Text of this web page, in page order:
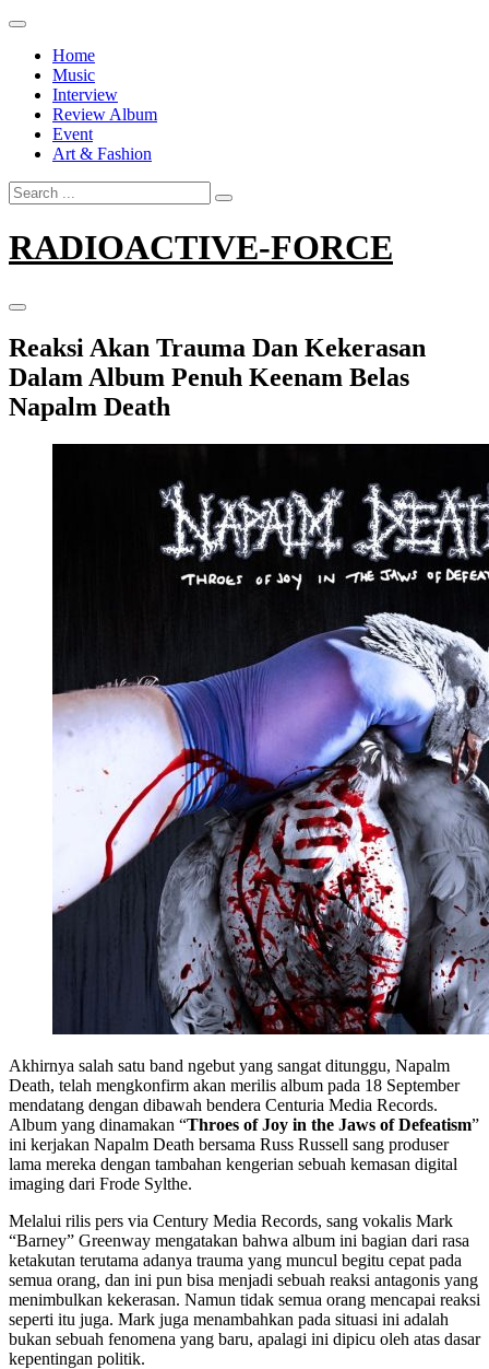
Skip
contentHome
Music
Interview
Review Album
Event
Art & Fashion
Search
for:
RADIOACTIVE-FORCE
Reaksi Akan Trauma Dan Kekerasan
Dalam Album Penuh Keenam Belas
Napalm Death
Akhirnya salah satu band ngebut yang sangat ditunggu, Napalm
Death, telah mengkonfirm akan merilis album pada 18 September
mendatang dengan dibawah bendera Centuria Media Records.
Album yang dinamakan “Throes of Joy in the Jaws of Defeatism”
ini kerjakan Napalm Death bersama Russ Russell sang produser
lama mereka dengan tambahan kengerian sebuah kemasan digital
imaging dari Frode Sylthe.
Melalui rilis pers via Century Media Records, sang vokalis Mark
“Barney” Greenway mengatakan bahwa album ini bagian dari rasa
ketakutan terutama adanya trauma yang muncul begitu cepat pada
semua orang, dan ini pun bisa menjadi sebuah reaksi antagonis yang
menimbulkan kekerasan. Namun tidak semua orang mencapai reaksi
seperti itu juga. Mark juga menambahkan pada situasi ini adalah
bukan sebuah fenomena yang baru, apalagi ini dipicu oleh atas dasar
kepentingan politik.